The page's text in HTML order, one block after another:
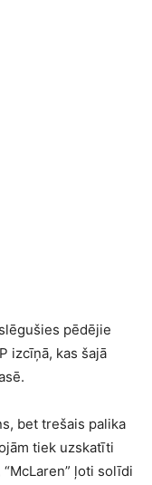
pēdējie
izcīņā, kas šajā
bet trešais palika
tiek uzskatīti
ļoti solīdi